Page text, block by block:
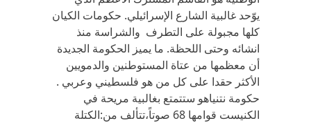
يوّحد غالبية الشارع الإسرائيلي. حكومات الكيان
كلها مجبولة على التطرف والشراسة منذ
انشائه وحتى اللحظة. ما يميز الحكومة الجديدة
أن معظمها من عتاة المستوطنين والدمويين
الأكثر حقدا على كل من هو فلسطيني وعربي .
حكومة نتنياهو ستتمتع بغالبية مريحة في
الكنيست قوامها 68 صوتاً،تتألف من:الكتلة